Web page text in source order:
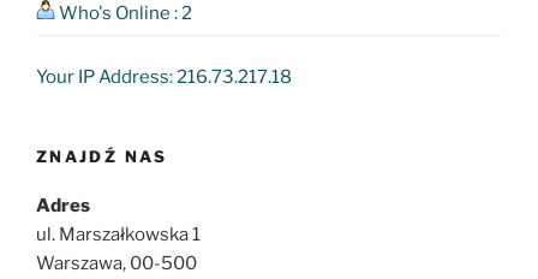
Who's Online : 2
Your IP Address: 216.73.217.18
ZNAJDŹ NAS
Adres
ul. Marszałkowska 1
Warszawa, 00-500